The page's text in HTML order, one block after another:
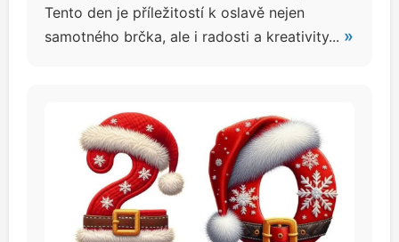
Tento den je příležitostí k oslavě nejen
samotného brčka, ale i radosti a kreativity... »